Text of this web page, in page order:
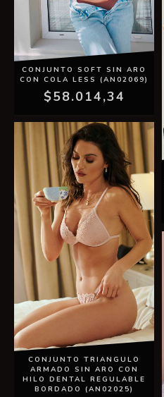
CONJUNTO SOFT SIN ARO
CON COLA LESS (AN02069)
$58.014,34
CONJUNTO TRIANGULO
ARMADO SIN ARO CON
HILO DENTAL REGULABLE
BORDADO (AN02025)